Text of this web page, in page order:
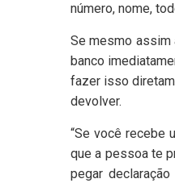
número, nome,
Se mesmo assim
banco
fazer isso
devolver.
“Se você recebe
que a pessoa te
pegar